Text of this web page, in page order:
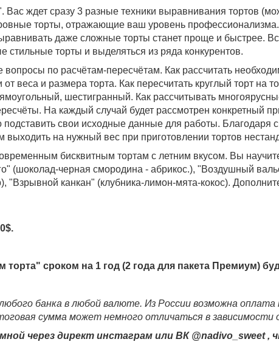
ждет сразу 3 разные техники выравнивания тортов
торты, отражающие ваш уровень
даже сложные торты станет проще и быстрее.
торты и выделяться из ряда конкурентов.
по расчётам-пересчётам. Как рассчитать
веса и размера торта. Как пересчитать круглый торт на
шестигранный. Как рассчитывать
На каждый случай будет рассмотрен конкретный
подставить свои исходные данные для работы.
выходить на нужный вес при приготовлении тортов
бисквитным тортам с летним вкусом. Вы
(шоколад-черная смородина - абрикос.), "Воздушный
"Взрывной канкан" (клубника-лимон-мята-кокос).
сроком на 1 год (2 года для пакета Премиум)
банка в любой валюте. Из России возможна
сумма может немного отличаться в
через директ инстаграм или ВК @nadivo_sweet ,